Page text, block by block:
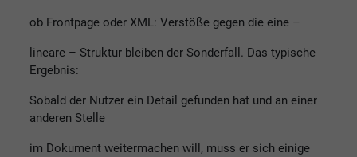
ob Frontpage oder XML: Verstöße gegen die eine –
lineare – Struktur bleiben der Sonderfall. Das typische
Ergebnis:
Sobald der Nutzer ein Detail gefunden hat und an einer
anderen Stelle
im Dokument weitermachen will, muss er sich einige